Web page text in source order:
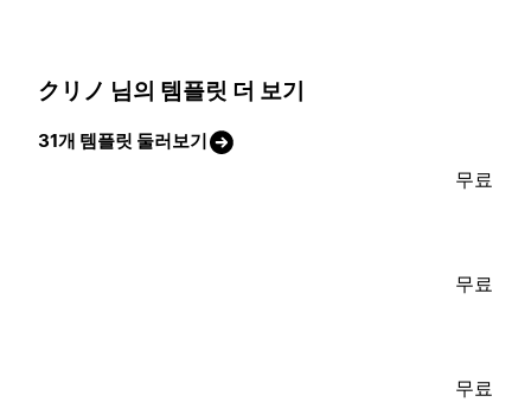
クリノ 님의 템플릿 더 보기
31개 템플릿 둘러보기
무료
무료
무료